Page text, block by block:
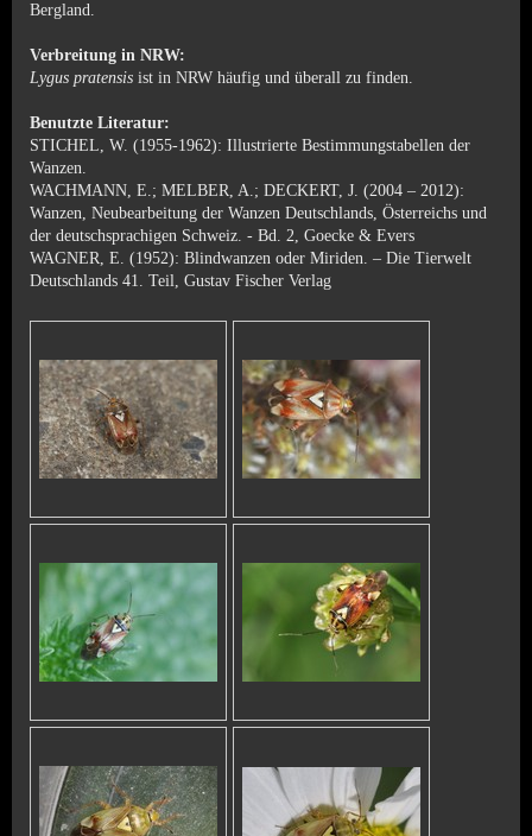
Bergland.
Verbreitung in NRW:
Lygus pratensis ist in NRW häufig und überall zu finden.
Benutzte Literatur:
STICHEL, W. (1955-1962): Illustrierte Bestimmungstabellen der
Wanzen.
WACHMANN, E.; MELBER, A.; DECKERT, J. (2004 – 2012):
Wanzen, Neubearbeitung der Wanzen Deutschlands, Österreichs und
der deutschsprachigen Schweiz. - Bd. 2, Goecke & Evers
WAGNER, E. (1952): Blindwanzen oder Miriden. – Die Tierwelt
Deutschlands 41. Teil, Gustav Fischer Verlag